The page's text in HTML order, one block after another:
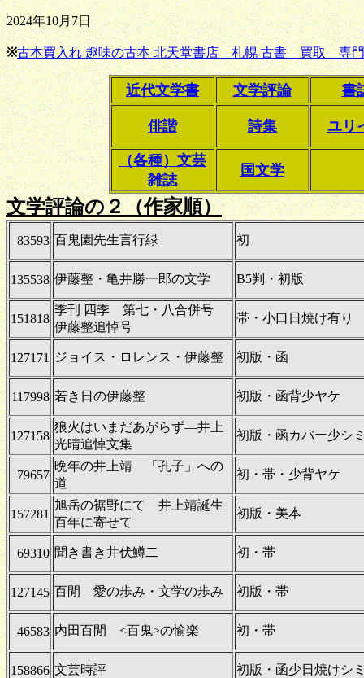
2024年10月7日
※古本買入れ 趣味の古本 北天堂書店 札幌 古書 買取 専門
近代文学書 文学評論 書
俳諧 詩集 ユリ
（各種）文芸
雑誌
国文学
文学評論の２（作家順）
83593 百鬼園先生言行緑 初
135538 伊藤整・亀井勝一郎の文学 B5判・初版
151818
季刊 四季 第七・八合併号
伊藤整追悼号
帯・小口日焼け有り
127171 ジョイス・ロレンス・伊藤整 初版・函
117998 若き日の伊藤整 初版・函背少ヤケ
127158
狼火はいまだあがらず―井上
光晴追悼文集
初版・函カバー少シ
79657
晩年の井上靖 「孔子」への
道
初・帯・少背ヤケ
157281
旭岳の裾野にて 井上靖誕生
百年に寄せて
初版・美本
69310 聞き書き井伏鱒二 初・帯
127145 百閒 愛の歩み・文学の歩み 初版・帯
46583 内田百閒 <百鬼>の愉楽 初・帯
158866 文芸時評 初版・函少日焼けシ